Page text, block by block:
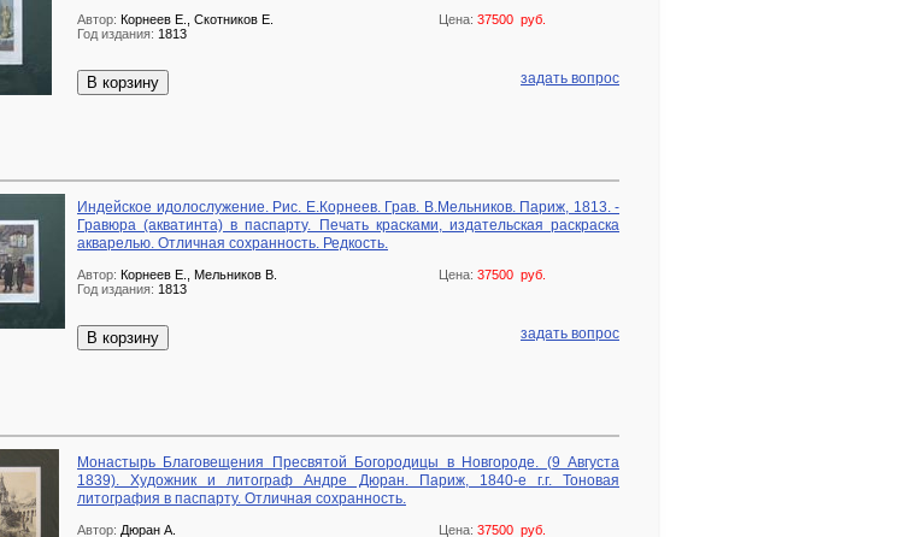
Цена: 37500 руб.
Автор: Корнеев Е., Скотников Е.
Год издания: 1813
В корзину задать вопрос
Индейское идолослужение. Рис. Е.Корнеев. Грав. В.Мельников. Париж, 1813. -
Гравюра (акватинта) в паспарту. Печать красками, издательская раскраска
акварелью. Отличная сохранность. Редкость.
Цена: 37500 руб.
Автор: Корнеев Е., Мельников В.
Год издания: 1813
В корзину задать вопрос
Монастырь Благовещения Пресвятой Богородицы в Новгороде. (9 Августа
1839). Художник и литограф Андре Дюран. Париж, 1840-е г.г. Тоновая
литография в паспарту. Отличная сохранность.
Цена: 37500 руб.
Автор: Дюран А.